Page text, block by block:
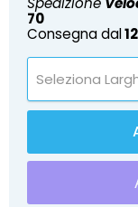
70
Consegna dal
Seleziona